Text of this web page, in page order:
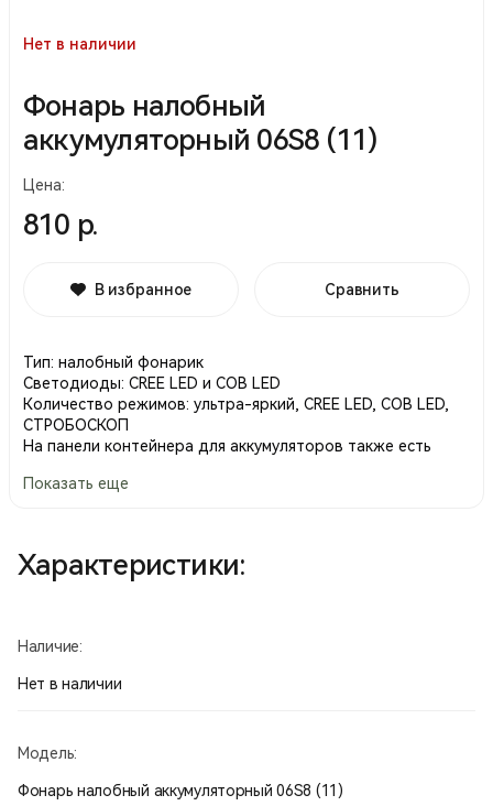
Нет в наличии
Фонарь налобный
аккумуляторный 06S8 (11)
Цена:
810 р.
В избранное Сравнить
Тип: налобный фонарик
Светодиоды: CREE LED и COB LED
Количество режимов: ультра-яркий, CREE LED, COB LED,
СТРОБОСКОП
На панели контейнера для аккумуляторов также есть
режимах, обычным и стробоскоп.
Корпус: анодированный алюминий, пластик
Функция ZOOM "Кольцо"
Зарядное устройство от сети 220В
Зарядное устройство от прикуривателя
Показать еще
Характеристики:
Наличие:
Нет в наличии
Модель:
Фонарь налобный аккумуляторный 06S8 (11)